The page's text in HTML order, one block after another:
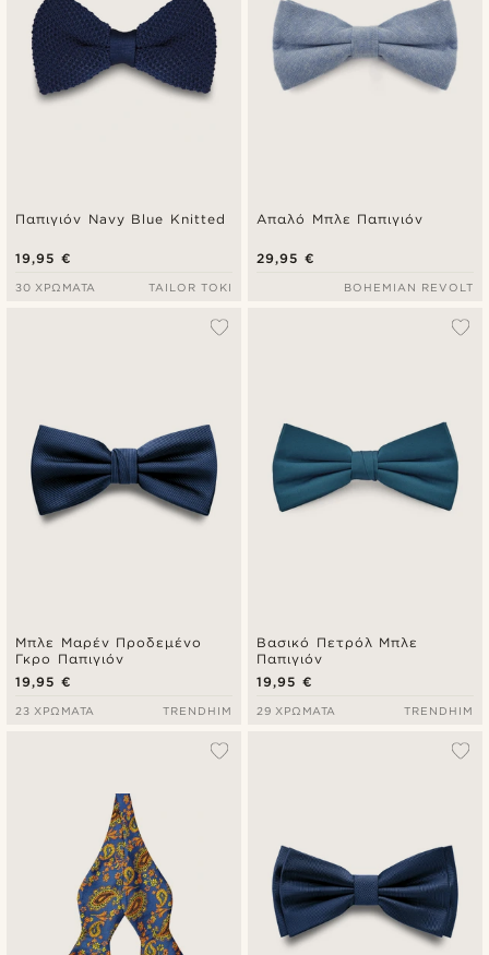
Παπιγιόν Navy Blue Knitted
19,95 €
30 ΧΡΏΜΑΤΑ TAILOR TOKI
Απαλό Μπλε Παπιγιόν
29,95 €
BOHEMIAN REVOLT
Μπλε Μαρέν Προδεμένο
Γκρο Παπιγιόν
19,95 €
23 ΧΡΏΜΑΤΑ TRENDHIM
Βασικό Πετρόλ Μπλε
Παπιγιόν
19,95 €
29 ΧΡΏΜΑΤΑ TRENDHIM